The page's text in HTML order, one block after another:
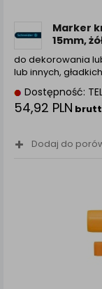
Marker
15mm,
do dekorowania
lub innych,
Dostępność:
54,92 PLN
Dodaj do